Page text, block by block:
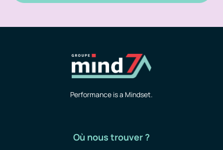
Performance is a Mindset.
Où nous trouver ?